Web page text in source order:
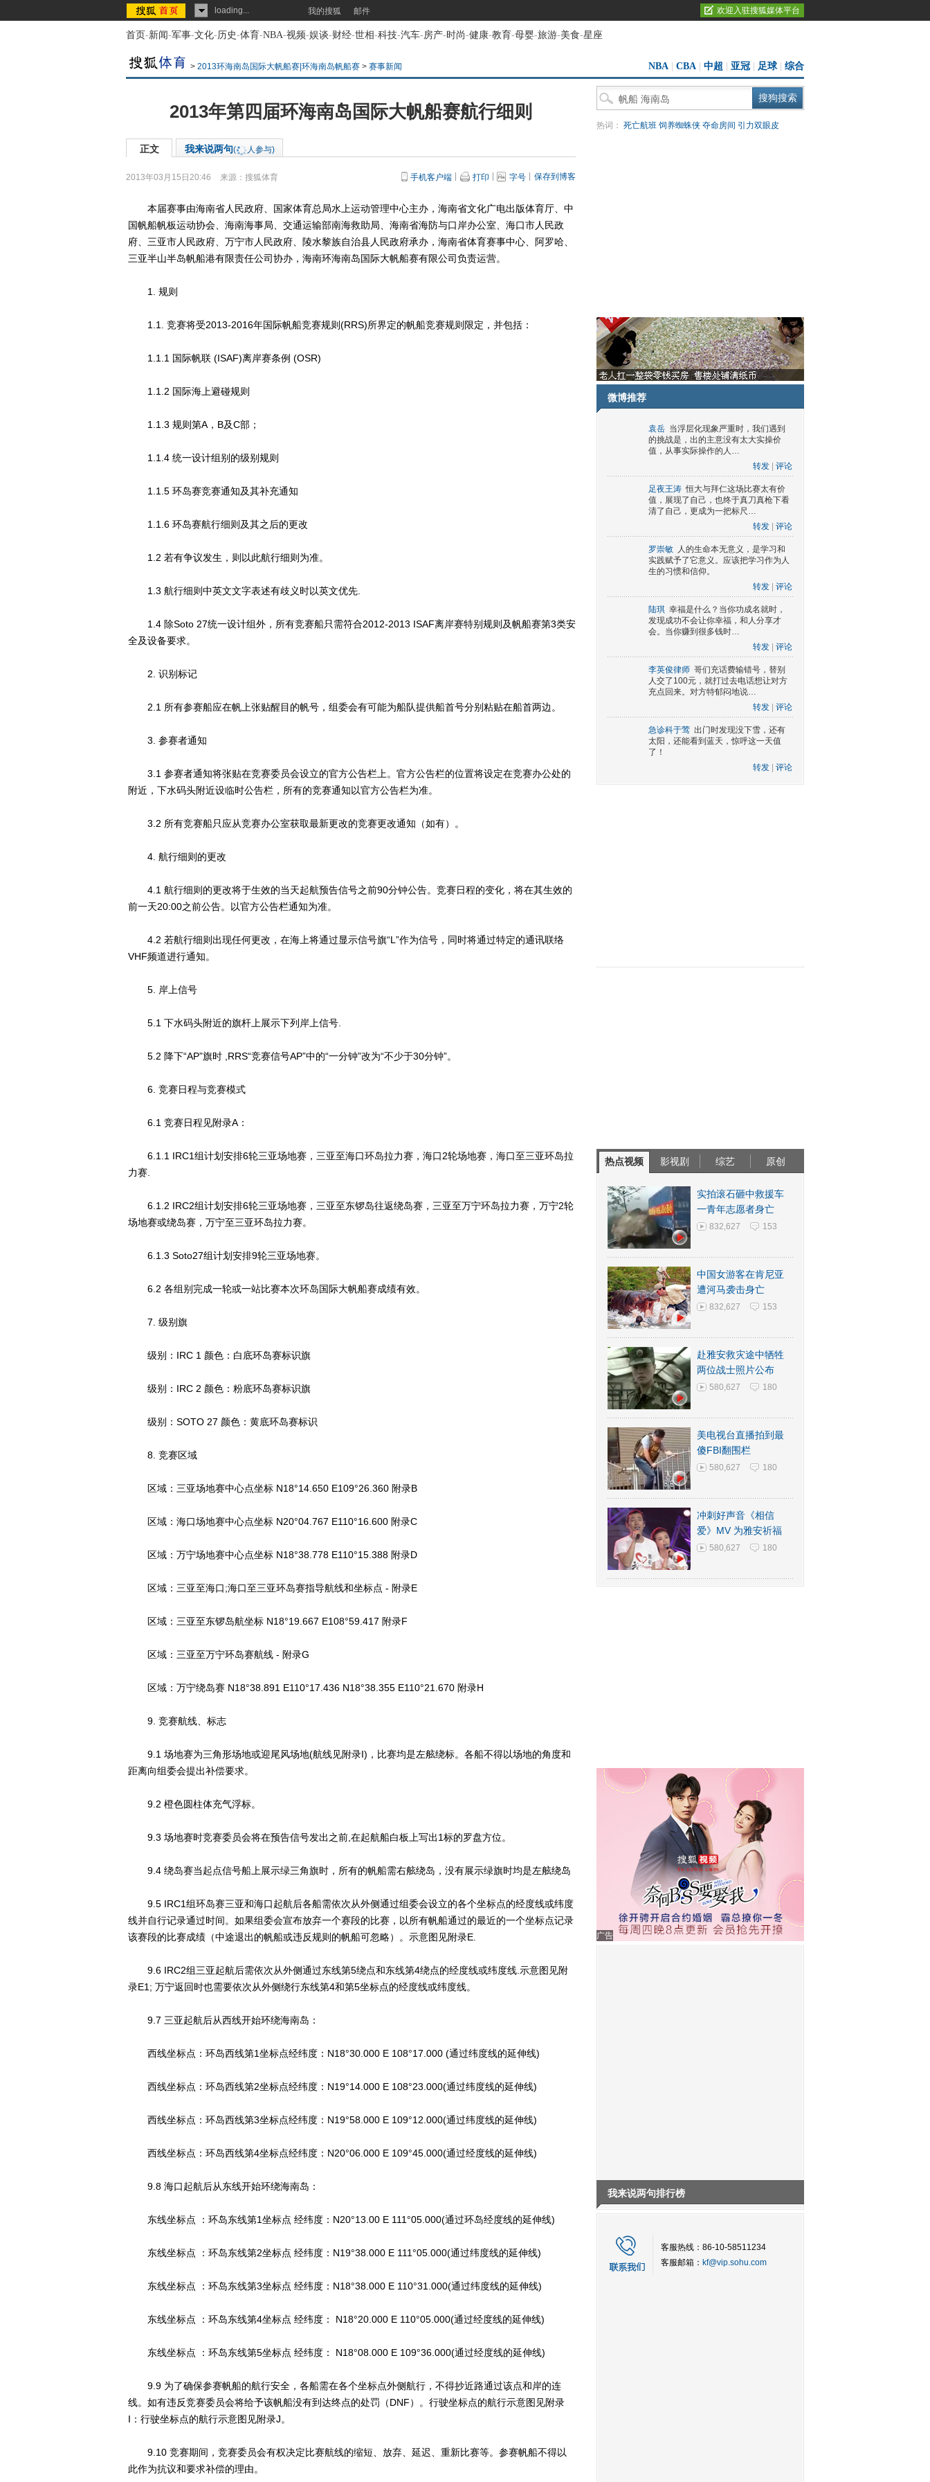
loading... 我的搜狐 邮件 欢迎入驻搜狐媒体平台
首页-新闻-军事-文化-历史-体育-NBA-视频-娱谈-财经-世相-科技-汽车-房产-时尚-健康-教育-母婴-旅游-美食-星座
> 2013环海南岛国际大帆船赛|环海南岛帆船赛 > 赛事新闻 NBA CBA 中超 亚冠 足球| 综合
2013年第四届环海南岛国际大帆船赛航行细则
正文 我来说两句( 人参与)
2013年03月15日20:46 来源： 搜狐体育 手机客户端 打印 字号 保存到博客
本届赛事由海南省人民政府、国家体育总局水上运动管理中心主办，海南省文化广电出版体育厅、中
国帆船帆板运动协会、海南海事局、交通运输部南海救助局、海南省海防与口岸办公室、海口市人民政
府、三亚市人民政府、万宁市人民政府、陵水黎族自治县人民政府承办，海南省体育赛事中心、阿罗哈、
三亚半山半岛帆船港有限责任公司协办，海南环海南岛国际大帆船赛有限公司负责运营。
1. 规则
1.1. 竞赛将受2013-2016年国际帆船竞赛规则(RRS)所界定的帆船竞赛规则限定，并包括：
1.1.1 国际帆联 (ISAF)离岸赛条例 (OSR)
1.1.2 国际海上避碰规则
1.1.3 规则第A，B及C部；
1.1.4 统一设计组别的级别规则
1.1.5 环岛赛竞赛通知及其补充通知
1.1.6 环岛赛航行细则及其之后的更改
1.2 若有争议发生，则以此航行细则为准。
1.3 航行细则中英文文字表述有歧义时以英文优先.
1.4 除Soto 27统一设计组外，所有竞赛船只需符合2012-2013 ISAF离岸赛特别规则及帆船赛第3类安
全及设备要求。
2. 识别标记
2.1 所有参赛船应在帆上张贴醒目的帆号，组委会有可能为船队提供船首号分别粘贴在船首两边。
3. 参赛者通知
3.1 参赛者通知将张贴在竞赛委员会设立的官方公告栏上。官方公告栏的位置将设定在竞赛办公处的
附近，下水码头附近设临时公告栏，所有的竞赛通知以官方公告栏为准。
3.2 所有竞赛船只应从竞赛办公室获取最新更改的竞赛更改通知（如有）。
4. 航行细则的更改
4.1 航行细则的更改将于生效的当天起航预告信号之前90分钟公告。竞赛日程的变化，将在其生效的
前一天20:00之前公告。以官方公告栏通知为准。
4.2 若航行细则出现任何更改，在海上将通过显示信号旗“L”作为信号，同时将通过特定的通讯联络
VHF频道进行通知。
5. 岸上信号
5.1 下水码头附近的旗杆上展示下列岸上信号.
5.2 降下“AP”旗时 ,RRS“竞赛信号AP”中的“一分钟”改为“不少于30分钟”。
6. 竞赛日程与竞赛模式
6.1 竞赛日程见附录A：
6.1.1 IRC1组计划安排6轮三亚场地赛，三亚至海口环岛拉力赛，海口2轮场地赛，海口至三亚环岛拉
力赛.
6.1.2 IRC2组计划安排6轮三亚场地赛，三亚至东锣岛往返绕岛赛，三亚至万宁环岛拉力赛，万宁2轮
场地赛或绕岛赛，万宁至三亚环岛拉力赛。
6.1.3 Soto27组计划安排9轮三亚场地赛。
6.2 各组别完成一轮或一站比赛本次环岛国际大帆船赛成绩有效。
7. 级别旗
级别：IRC 1 颜色：白底环岛赛标识旗
级别：IRC 2 颜色：粉底环岛赛标识旗
级别：SOTO 27 颜色：黄底环岛赛标识
8. 竞赛区域
区域：三亚场地赛中心点坐标 N18°14.650 E109°26.360 附录B
区域：海口场地赛中心点坐标 N20°04.767 E110°16.600 附录C
区域：万宁场地赛中心点坐标 N18°38.778 E110°15.388 附录D
区域：三亚至海口;海口至三亚环岛赛指导航线和坐标点 - 附录E
区域：三亚至东锣岛航坐标 N18°19.667 E108°59.417 附录F
区域：三亚至万宁环岛赛航线 - 附录G
区域：万宁绕岛赛 N18°38.891 E110°17.436 N18°38.355 E110°21.670 附录H
9. 竞赛航线、标志
9.1 场地赛为三角形场地或迎尾风场地(航线见附录I)，比赛均是左舷绕标。各船不得以场地的角度和
距离向组委会提出补偿要求。
9.2 橙色圆柱体充气浮标。
9.3 场地赛时竞赛委员会将在预告信号发出之前,在起航船白板上写出1标的罗盘方位。
9.4 绕岛赛当起点信号船上展示绿三角旗时，所有的帆船需右舷绕岛，没有展示绿旗时均是左舷绕岛
9.5 IRC1组环岛赛三亚和海口起航后各船需依次从外侧通过组委会设立的各个坐标点的经度线或纬度
线并自行记录通过时间。如果组委会宣布放弃一个赛段的比赛，以所有帆船通过的最近的一个坐标点记录
该赛段的比赛成绩（中途退出的帆船或违反规则的帆船可忽略）。示意图见附录E.
9.6 IRC2组三亚起航后需依次从外侧通过东线第5绕点和东线第4绕点的经度线或纬度线.示意图见附
录E1; 万宁返回时也需要依次从外侧绕行东线第4和第5坐标点的经度线或纬度线。
9.7 三亚起航后从西线开始环绕海南岛：
西线坐标点：环岛西线第1坐标点经纬度：N18°30.000 E 108°17.000 (通过纬度线的延伸线)
西线坐标点：环岛西线第2坐标点经纬度：N19°14.000 E 108°23.000(通过纬度线的延伸线)
西线坐标点：环岛西线第3坐标点经纬度：N19°58.000 E 109°12.000(通过纬度线的延伸线)
西线坐标点：环岛西线第4坐标点经纬度：N20°06.000 E 109°45.000(通过经度线的延伸线)
9.8 海口起航后从东线开始环绕海南岛：
东线坐标点 ：环岛东线第1坐标点 经纬度：N20°13.00 E 111°05.000(通过环岛经度线的延伸线)
东线坐标点 ：环岛东线第2坐标点 经纬度：N19°38.000 E 111°05.000(通过纬度线的延伸线)
东线坐标点 ：环岛东线第3坐标点 经纬度：N18°38.000 E 110°31.000(通过纬度线的延伸线)
东线坐标点 ：环岛东线第4坐标点 经纬度： N18°20.000 E 110°05.000(通过经度线的延伸线)
东线坐标点 ：环岛东线第5坐标点 经纬度： N18°08.000 E 109°36.000(通过经度线的延伸线)
9.9 为了确保参赛帆船的航行安全，各船需在各个坐标点外侧航行，不得抄近路通过该点和岸的连
线。如有违反竞赛委员会将给予该帆船没有到达终点的处罚（DNF）。行驶坐标点的航行示意图见附录
I：行驶坐标点的航行示意图见附录J。
9.10 竞赛期间，竞赛委员会有权决定比赛航线的缩短、放弃、延迟、重新比赛等。参赛帆船不得以
此作为抗议和要求补偿的理由。
热词： 死亡航班 饲养蜘蛛侠 夺命房间 引力双眼皮
微博推荐
袁岳 当浮层化现象严重时，我们遇到
的挑战是，出的主意没有太大实操价
值，从事实际操作的人…
转发
评论
足夜王涛 恒大与拜仁这场比赛太有价
值，展现了自己，也终于真刀真枪下看
清了自己，更成为一把标尺…
转发
评论
罗崇敏 人的生命本无意义，是学习和
实践赋予了它意义。应该把学习作为人
生的习惯和信仰。
转发
评论
陆琪 幸福是什么？当你功成名就时，
发现成功不会让你幸福，和人分享才
会。当你赚到很多钱时…
转发
评论
李英俊律师 哥们充话费输错号，替别
人交了100元，就打过去电话想让对方
充点回来。对方特郁闷地说…
转发
评论
急诊科于莺 出门时发现没下雪，还有
太阳，还能看到蓝天，惊呼这一天值
了！
转发
评论
热点视频 影视剧 综艺 原创
实拍滚石砸中救援车
一青年志愿者身亡
832,627 153
中国女游客在肯尼亚
遭河马袭击身亡
832,627 153
赴雅安救灾途中牺牲
两位战士照片公布
580,627 180
美电视台直播拍到最
傻FBI翻围栏
580,627 180
冲刺好声音《相信
爱》MV 为雅安祈福
580,627 180
广告
我来说两句排行榜
客服热线：86-10-58511234
客服邮箱： kf@vip.sohu.com